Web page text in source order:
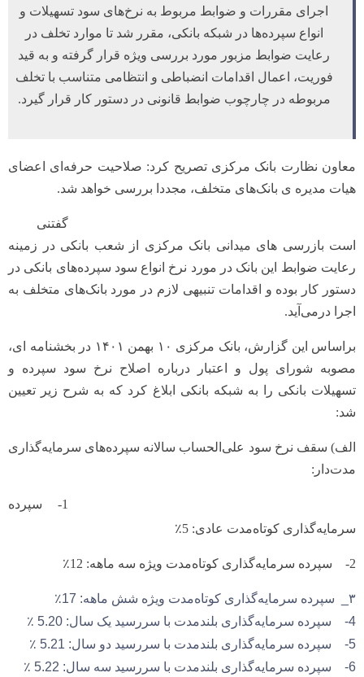
اجرای مقررات و ضوابط مربوط به نرخ‌های سود تسهیلات و
انواع سپرده‌ها در شبکه بانکی، مقرر شد تا موارد تخلف در
رعایت ضوابط مزبور مورد بررسی ویژه قرار گرفته و به قید
فوریت، اعمال اقدامات انضباطی و انتظامی متناسب با تخلف
مربوطه در چارچوب ضوابط قانونی در دستور کار قرار گیرد.
معاون نظارت بانک مرکزی تصریح کرد: صلاحیت حرفه‌ای اعضای
هیات مدیره ی بانک‌های متخلف، مجددا بررسی خواهد شد.
گفتنی
است بازرسی های میدانی بانک مرکزی از شعب بانکی در زمینه
رعایت ضوابط این بانک در مورد نرخ انواع سود سپرده‌های بانکی در
دستور کار بوده و اقدامات تنبیهی لازم در مورد بانک‌های متخلف به
اجرا درمی‌آید.
براساس این گزارش، بانک مرکزی ۱۰ بهمن ۱۴۰۱ در بخشنامه ای،
مصوبه شورای پول و اعتبار درباره اصلاح نرخ سود سپرده و
تسهیلات بانکی را به شبکه بانکی ابلاغ کرد که به شرح زیر تعیین
شد:
الف) سقف نرخ سود علی‌الحساب سالانه سپرده‌های سرمایه‌گذاری
مدت‌دار:
1- سپرده
سرمایه‌گذاری کوتاه‌مدت عادی: 5٪
2- سپرده سرمایه‌گذاری کوتاه‌مدت ویژه سه ماهه: 12٪
۳_ سپرده سرمایه‌گذاری کوتاه‌مدت ویژه شش ماهه: 17٪
4- سپرده سرمایه‌گذاری بلندمدت با سررسید یک سال: 5‌‌.20 ٪
5- سپرده سرمایه‌گذاری بلندمدت با سررسید دو سال: 5‌.21 ٪
6- سپرده سرمایه‌گذاری بلندمدت با سررسید سه سال: 5‌.22 ٪